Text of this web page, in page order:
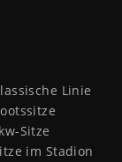
Linie
Sitze
im Stadion